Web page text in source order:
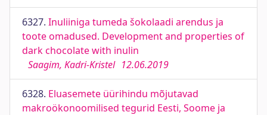
6327. Inuliiniga tumeda šokolaadi arendus ja
toote omadused. Development and properties of
dark chocolate with inulin
Saagim, Kadri-Kristel 12.06.2019
6328. Eluasemete üürihindu mõjutavad
makroökonoomilised tegurid Eesti, Soome ja